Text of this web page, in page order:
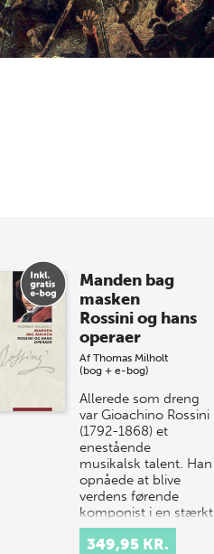
Manden bag
masken
Rossini og hans
operaer
Af Thomas Milholt
(bog + e-bog)
Allerede som dreng
var Gioachino Rossini
(1792-1868) et
enestående
musikalsk talent. Han
opnåede at blive
verdens førende
komponist i en stærkt
konkur…
349,95 KR.